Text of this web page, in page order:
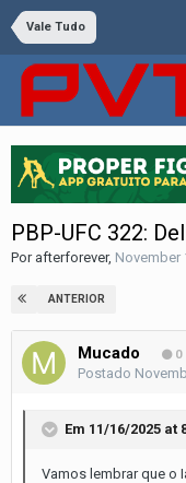
Vale Tudo
PBP-UFC 322:
Por afterforever, November
ANTERIOR
Mucado 0
Postado
Em 11/16/2025 at
Vamos lembrar que o